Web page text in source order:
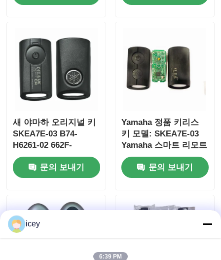
제품 소개
제어
새 야마하 오리지널 키
SKEA7E-03 B74-
H6261-02 662F-
SKEA7D03
문의 보내기
Yamaha 정품 키리스
키 모델: SKEA7E-03
Yamaha 스마트 리모트
키 B74-H6261-
02/662F-SKEA7D03용
문의 보내기
icey
6:39 PM